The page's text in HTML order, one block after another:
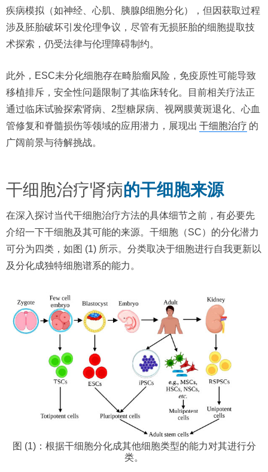
疾病模拟（如神经、心肌、胰腺β细胞分化），但因获取过程
涉及胚胎破坏引发伦理争议，尽管有无损胚胎的细胞提取技
术探索，仍受法律与伦理障碍制约。
此外，ESC未分化细胞存在畸胎瘤风险，免疫原性可能导致
移植排斥，安全性问题限制了其临床转化。目前相关疗法正
通过临床试验探索肾病、2型糖尿病、视网膜黄斑退化、心血
管修复和脊髓损伤等领域的应用潜力，展现出 干细胞治疗 的
广阔前景与待解挑战。
干细胞治疗肾病的干细胞来源
在深入探讨当代干细胞治疗方法的具体细节之前，有必要先
介绍一下干细胞及其可能的来源。干细胞（SC）的分化潜力
可分为四类，如图 (1) 所示。分类取决于细胞进行自我更新以
及分化成独特细胞谱系的能力。
图 (1)：根据干细胞分化成其他细胞类型的能力对其进行分
类。